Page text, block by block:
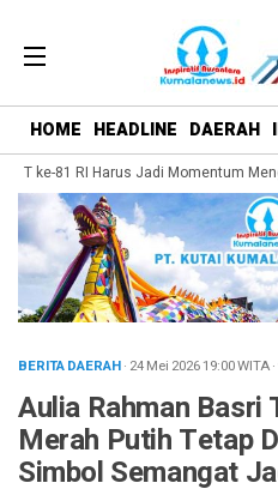
HOME HEADLINE DAERAH
ke-81 RI Harus Jadi Momentum
BERITA DAERAH· 24 Mei 202619:00WITA·
Aulia Rahman Basri
Merah Putih Tetap
Simbol Semangat